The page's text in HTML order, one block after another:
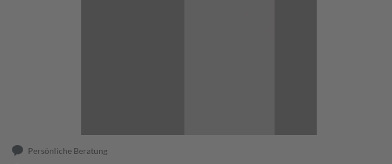
Persönliche Beratung